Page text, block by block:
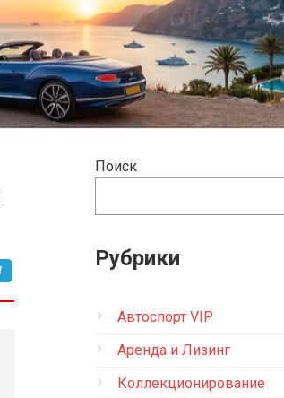
Поиск
Рубрики
Автоспорт VIP
Аренда и Лизинг
Коллекционирование